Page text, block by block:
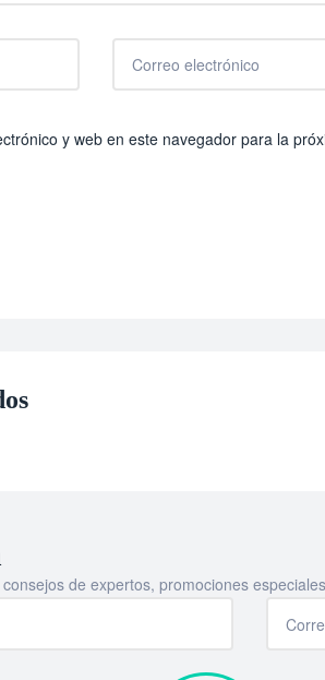
y web en este navegador para la
de expertos, promociones